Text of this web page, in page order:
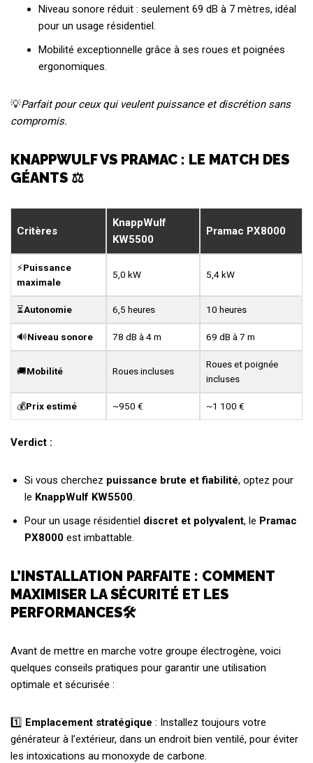
Niveau sonore réduit : seulement 69 dB à 7 mètres, idéal
pour un usage résidentiel.
Mobilité exceptionnelle grâce à ses roues et poignées
ergonomiques.
💡Parfait pour ceux qui veulent puissance et discrétion sans
compromis.
KNAPPWULF VS PRAMAC : LE MATCH DES
GÉANTS ⚖️
Critères
KnappWulf
KW5500
Pramac PX8000
⚡Puissance
maximale
5,0 kW 5,4 kW
⏳Autonomie 6,5 heures 10 heures
🔊Niveau sonore 78 dB à 4 m 69 dB à 7 m
🚚Mobilité Roues incluses
Roues et poignée
incluses
💰Prix estimé ~950 € ~1 100 €
Verdict :
Si vous cherchez puissance brute et fiabilité, optez pour
le KnappWulf KW5500.
Pour un usage résidentiel discret et polyvalent, le Pramac
PX8000 est imbattable.
L’INSTALLATION PARFAITE : COMMENT
MAXIMISER LA SÉCURITÉ ET LES
PERFORMANCES🛠️
Avant de mettre en marche votre groupe électrogène, voici
quelques conseils pratiques pour garantir une utilisation
optimale et sécurisée :
1️⃣ Emplacement stratégique : Installez toujours votre
générateur à l’extérieur, dans un endroit bien ventilé, pour éviter
les intoxications au monoxyde de carbone.